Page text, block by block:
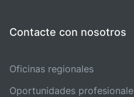
Contacte con nosotros
Oficinas regionales
Oportunidades